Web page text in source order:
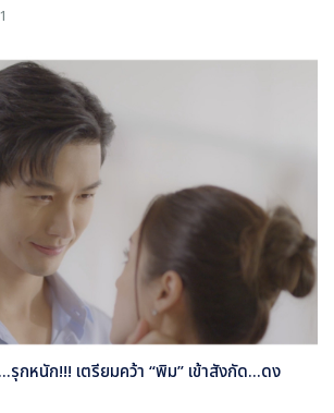
รุกหนัก!!! เตรียมคว้า “พิม” เข้าสังกัด...ดง